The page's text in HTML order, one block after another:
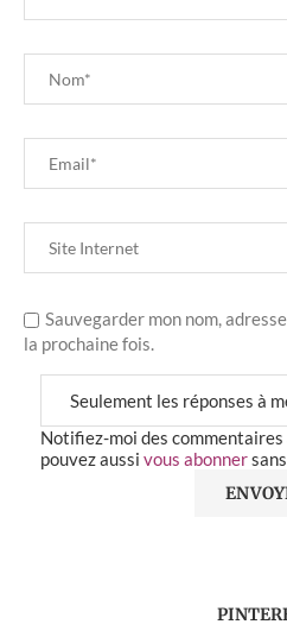
Sauvegarder mon nom,
la prochaine fois.
Notifiez-moi des commentaires
pouvez aussi vous abonner